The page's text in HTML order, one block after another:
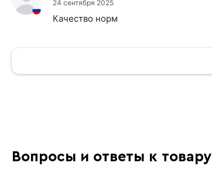
24 сентября 2025
Качество норм
Вопросы и ответы к товару